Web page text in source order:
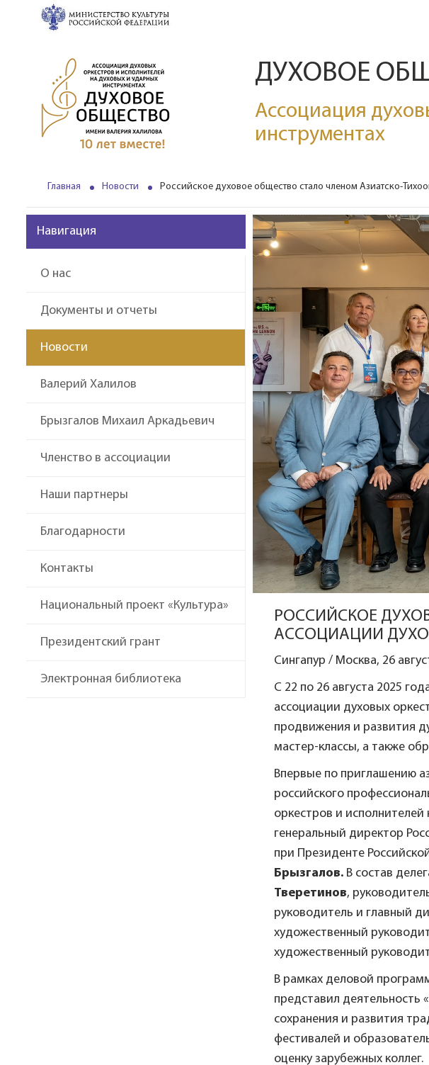
ДУХОВОЕ
Ассоциация
инструментах
Главная Новости Российское духовое общество стало членом Азиатско-
Навигация
О нас
Документы и отчеты
Новости
Валерий Халилов
Брызгалов Михаил Аркадьевич
Членство в ассоциации
Наши партнеры
Благодарности
Контакты
Национальный проект «Культура»
Президентский грант
Электронная библиотека
РОССИЙСКОЕ
АССОЦИАЦИИ
Сингапур / Москва, 26
С 22 по 26 августа 2025
ассоциации духовых
продвижения и развития
мастер-классы, а также
Впервые по приглашению
российского
оркестров и
генеральный директор
при Президенте
Брызгалов. В состав
Тверетинов,
руководитель и главный
художественный
художественный
В рамках деловой
представил деятельность
сохранения и развития
фестивалей и
оценку зарубежных коллег.